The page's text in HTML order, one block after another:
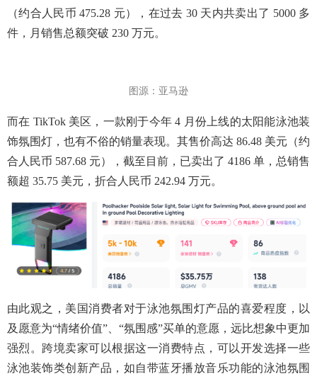
（约合人民币 475.28 元），在过去 30 天内共卖出了 5000 多
件，月销售总额突破 230 万元。
图源：亚马逊
而在 TikTok 美区，一款刚于今年 4 月份上线的太阳能泳池装
饰氛围灯，也有不俗的销量表现。其售价高达 86.48 美元（约
合人民币 587.68 元），截至目前，已卖出了 4186 单，总销售
额超 35.75 美元，折合人民币 242.94 万元。
由此观之，美国消费者对于泳池氛围灯产品的喜爱程度，以
及愿意为“情绪价值”、“氛围感”买单的意愿，远比想象中更加
强烈。跨境卖家可以根据这一消费特点，可以开发选择一些
泳池装饰类创新产品，如自带蓝牙播放音乐功能的泳池氛围